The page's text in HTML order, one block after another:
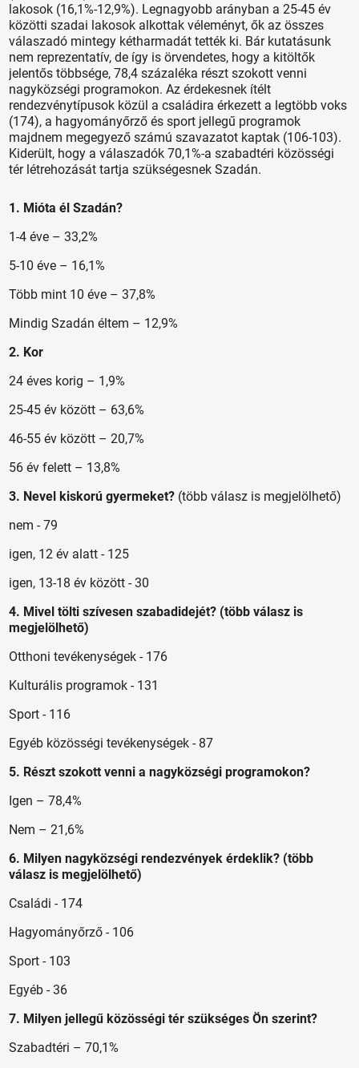
lakosok (16,1%-12,9%). Legnagyobb arányban a 25-45 év
közötti szadai lakosok alkottak véleményt, ők az összes
válaszadó mintegy kétharmadát tették ki. Bár kutatásunk
nem reprezentatív, de így is örvendetes, hogy a kitöltők
jelentős többsége, 78,4 százaléka részt szokott venni
nagyközségi programokon. Az érdekesnek ítélt
rendezvénytípusok közül a családira érkezett a legtöbb voks
(174), a hagyományőrző és sport jellegű programok
majdnem megegyező számú szavazatot kaptak (106-103).
Kiderült, hogy a válaszadók 70,1%-a szabadtéri közösségi
tér létrehozását tartja szükségesnek Szadán.
1. Mióta él Szadán?
1-4 éve – 33,2%
5-10 éve – 16,1%
Több mint 10 éve – 37,8%
Mindig Szadán éltem – 12,9%
2. Kor
24 éves korig – 1,9%
25-45 év között – 63,6%
46-55 év között – 20,7%
56 év felett – 13,8%
3. Nevel kiskorú gyermeket? (több válasz is megjelölhető)
nem - 79
igen, 12 év alatt - 125
igen, 13-18 év között - 30
4. Mivel tölti szívesen szabadidejét? (több válasz is
megjelölhető)
Otthoni tevékenységek - 176
Kulturális programok - 131
Sport - 116
Egyéb közösségi tevékenységek - 87
5. Részt szokott venni a nagyközségi programokon?
Igen – 78,4%
Nem – 21,6%
6. Milyen nagyközségi rendezvények érdeklik? (több
válasz is megjelölhető)
Családi - 174
Hagyományőrző - 106
Sport - 103
Egyéb - 36
7. Milyen jellegű közösségi tér szükséges Ön szerint?
Szabadtéri – 70,1%